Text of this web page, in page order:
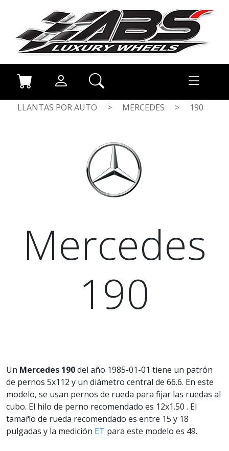
LLANTAS POR AUTO > MERCEDES > 190
Mercedes
190
Un Mercedes 190del año 1985-01-01 tiene un patrón
de pernos 5x112 y un diámetro central de 66.6. En este
modelo, se usan pernos de rueda para fijar las ruedas al
cubo. El hilo de perno recomendado es 12x1.50 . El
tamaño de rueda recomendado es entre 15 y 18
pulgadas y la medición ET para este modelo es 49.